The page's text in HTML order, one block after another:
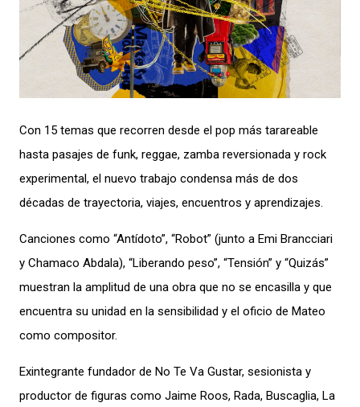
Con 15 temas que recorren desde el pop más tarareable
hasta pasajes de funk, reggae, zamba reversionada y rock
experimental, el nuevo trabajo condensa más de dos
décadas de trayectoria, viajes, encuentros y aprendizajes.
Canciones como “Antídoto”, “Robot” (junto a Emi Brancciari
y Chamaco Abdala), “Liberando peso”, “Tensión” y “Quizás”
muestran la amplitud de una obra que no se encasilla y que
encuentra su unidad en la sensibilidad y el oficio de Mateo
como compositor.
Exintegrante fundador de No Te Va Gustar, sesionista y
productor de figuras como Jaime Roos, Rada, Buscaglia, La